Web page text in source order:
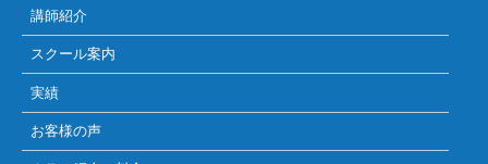
講師紹介
スクール案内
実績
お客様の声